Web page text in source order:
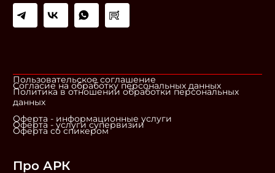
Пользовательское соглашение
Согласие на обработку персональных данных
Политика в отношении обработки персональных
данных
Оферта - информационные услуги
Оферта - услуги супервизии
Оферта со спикером
Про АРК